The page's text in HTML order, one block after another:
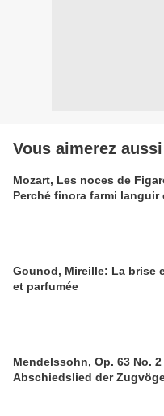
Vous aimerez aussi
Mozart, Les noces de
Perché finora farmi languir
Gounod, Mireille: La brise
et parfumée
Mendelssohn, Op. 63 No. 2
Abschiedslied der